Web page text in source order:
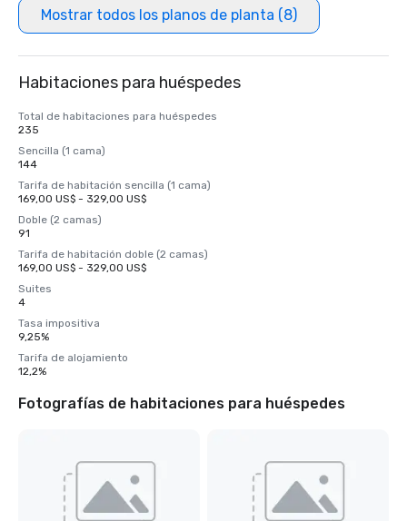
Mostrar todos los planos de planta (8)
Habitaciones para huéspedes
Total de habitaciones para huéspedes
235
Sencilla (1 cama)
144
Tarifa de habitación sencilla (1 cama)
169,00 US$ - 329,00 US$
Doble (2 camas)
91
Tarifa de habitación doble (2 camas)
169,00 US$ - 329,00 US$
Suites
4
Tasa impositiva
9,25%
Tarifa de alojamiento
12,2%
Fotografías de habitaciones para huéspedes